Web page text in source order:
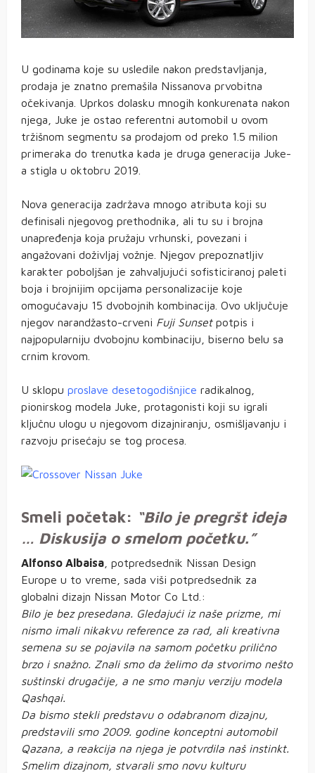
U godinama koje su usledile nakon predstavljanja,
prodaja je znatno premašila Nissanova prvobitna
očekivanja. Uprkos dolasku mnogih konkurenata nakon
njega, Juke je ostao referentni automobil u ovom
tržišnom segmentu sa prodajom od preko 1.5 milion
primeraka do trenutka kada je druga generacija Juke-
a stigla u oktobru 2019.
Nova generacija zadržava mnogo atributa koji su
definisali njegovog prethodnika, ali tu su i brojna
unapređenja koja pružaju vrhunski, povezani i
angažovani doživljaj vožnje. Njegov prepoznatljiv
karakter poboljšan je zahvaljujući sofisticiranoj paleti
boja i brojnijim opcijama personalizacije koje
omogućavaju 15 dvobojnih kombinacija. Ovo uključuje
njegov narandžasto-crveni Fuji Sunsetpotpis i
najpopularniju dvobojnu kombinaciju, biserno belu sa
crnim krovom.
U sklopu proslave desetogodišnjice radikalnog,
pionirskog modela Juke, protagonisti koji su igrali
ključnu ulogu u njegovom dizajniranju, osmišljavanju i
razvoju prisećaju se tog procesa.
Smeli početak: “Bilo je pregršt ideja
… Diskusija o smelom početku.”
Alfonso Albaisa , potpredsednik Nissan Design
Europe u to vreme, sada viši potpredsednik za
globalni dizajn Nissan Motor Co Ltd.:
Bilo je bez presedana. Gledajući iz naše prizme, mi
nismo imali nikakvu reference za rad, ali kreativna
semena su se pojavila na samom početku prilično
brzo i snažno. Znali smo da želimo da stvorimo nešto
suštinski drugačije, a ne smo manju verziju modela
Qashqai.
Da bismo stekli predstavu o odabranom dizajnu,
predstavili smo 2009. godine konceptni automobil
Qazana, a reakcija na njega je potvrdila naš instinkt.
Smelim dizajnom, stvarali smo novu kulturu